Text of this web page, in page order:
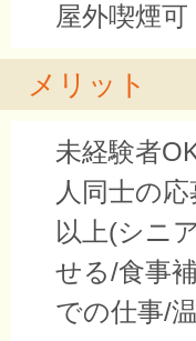
屋外喫煙可
メリット
未経験者
人同士の
以上(シニ
せる/食事
での仕事/